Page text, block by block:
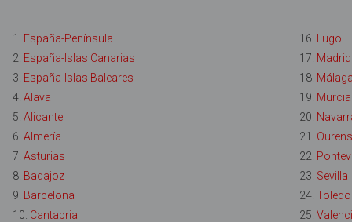
1. España-Península 16.
Lugo
2. España-Islas Canarias 17. Madrid
3. España-Islas Baleares 18.
4. Alava 19. Murcia
5. Alicante 20.
6. Almería 21.
7. Asturias 22.
8. Badajoz 23. Sevilla
9. Barcelona 24. Toledo
10. Cantabria 25.